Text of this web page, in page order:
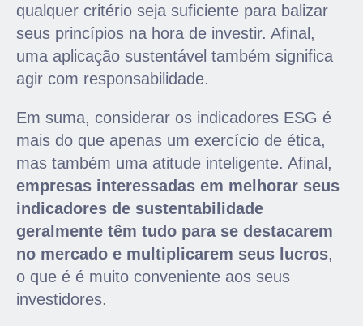
qualquer critério seja suficiente para balizar
seus princípios na hora de investir. Afinal,
uma aplicação sustentável também significa
agir com responsabilidade.
Em suma, considerar os indicadores ESG é
mais do que apenas um exercício de ética,
mas também uma atitude inteligente. Afinal,
empresas interessadas em melhorar seus
indicadores de sustentabilidade
geralmente têm tudo para se destacarem
no mercado e multiplicarem seus lucros,
o que é é muito conveniente aos seus
investidores.